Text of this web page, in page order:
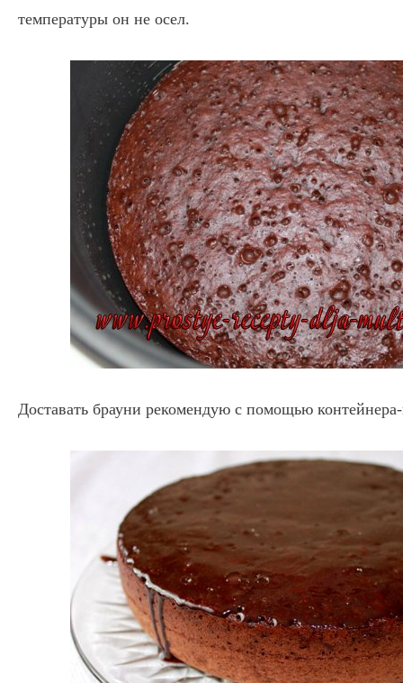
температуры он не осел.
Доставать брауни рекомендую с помощью